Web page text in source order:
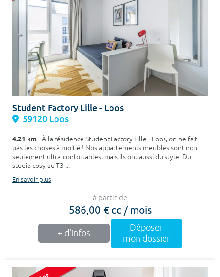
Student Factory Lille - Loos
59120 Loos
4.21 km- À la résidence Student Factory Lille - Loos, on ne fait
pas les choses à moitié ! Nos appartements meublés sont non
seulement ultra-confortables, mais ils ont aussi du style. Du
studio cosy au T3 ...
En savoir plus
à partir de
586,00 € cc / mois
+ d'infos
Déposer
mon dossier